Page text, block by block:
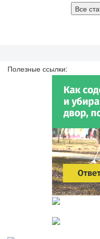
Все
Полезные ссылки: